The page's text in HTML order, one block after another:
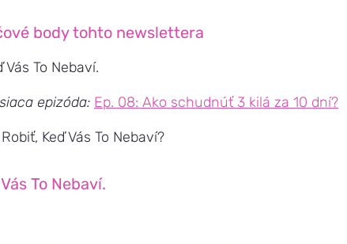
body tohto newslettera
Vás To Nebaví.
epizóda: Ep. 08: Ako schudnúť 3 kilá za 10 dní?
Keď Vás To Nebaví?
To Nebaví.